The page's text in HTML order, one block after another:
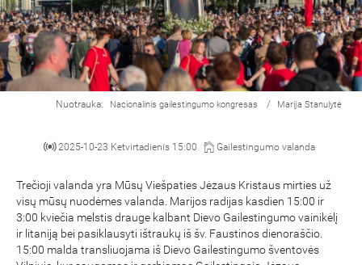
Nuotrauka: Nacionalinis gailestingumo kongresas / Marija Stanulytė
2025-10-23 Ketvirtadienis 15:00 Gailestingumo valanda
Trečioji valanda yra Mūsų Viešpaties Jėzaus Kristaus mirties už
visų mūsų nuodėmes valanda. Marijos radijas kasdien 15:00 ir
3:00 kviečia melstis drauge kalbant Dievo Gailestingumo vainikėlį
ir litaniją bei pasiklausyti ištraukų iš šv. Faustinos dienoraščio.
15:00 malda transliuojama iš Dievo Gailestingumo šventovės